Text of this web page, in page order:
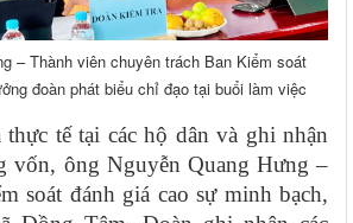
– Thành viên chuyên trách Ban Kiểm soát
đoàn phát biểu chỉ đạo tại buổi làm việc
tế tại các hộ dân và ghi nhận
vốn, ông Nguyễn Quang Hưng –
soát đánh giá cao sự minh bạch,